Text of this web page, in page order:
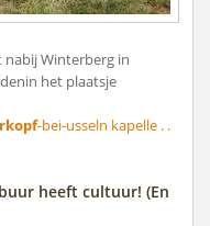
Winterberg in
het plaatsje
-bei-usseln kapelle . .
heeft cultuur! (En